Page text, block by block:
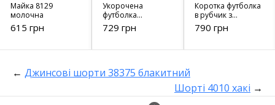
Майка 8129
молочна
615 грн
Укорочена
футболка
вільного крою
чорна 8406
729 грн
Коротка футболка
в рубчик з
вишивкою -
231029 бежева
790 грн
← Джинсові шорти 38375 блакитний
Шорті 4010 хакі →